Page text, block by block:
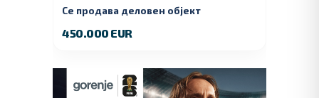
Се продава деловен објект
450.000 EUR